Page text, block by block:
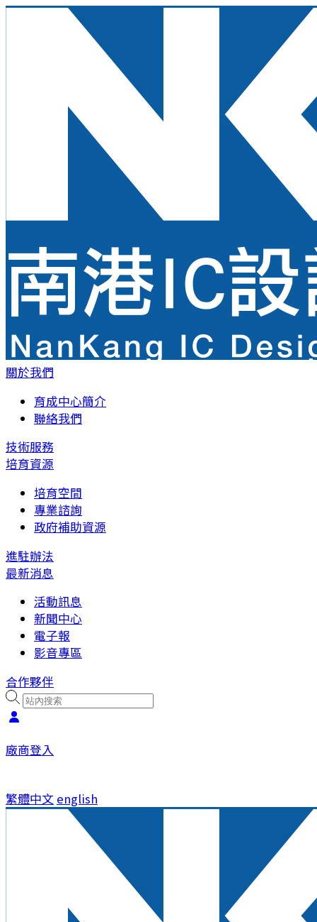
關於我們
育成中心簡介
聯絡我們
技術服務
培育資源
培育空間
專業諮詢
政府補助資源
進駐辦法
最新消息
活動訊息
新聞中心
電子報
影音專區
合作夥伴
廠商登入
繁體中文 english